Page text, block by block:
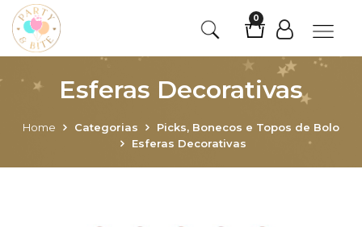
0
Esferas Decorativas
Home Categorias
Picks, Bonecos e Topos de Bolo
Esferas Decorativas